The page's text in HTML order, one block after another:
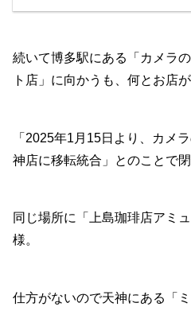
続いて博多駅にある「カメラ
ト店」に向かうも、何とお店が
「2025年1月15日より、カメ
神店に移転統合」とのことで
同じ場所に「上島珈琲店アミ
様。
仕方がないので天神にある「